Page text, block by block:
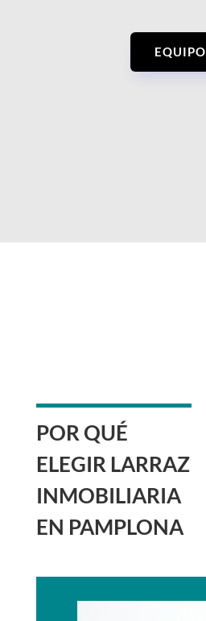
EQUIPO
POR QUÉ
ELEGIR LARRAZ
INMOBILIARIA
EN PAMPLONA